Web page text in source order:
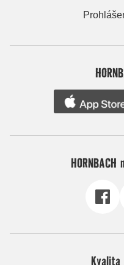
Kvalita